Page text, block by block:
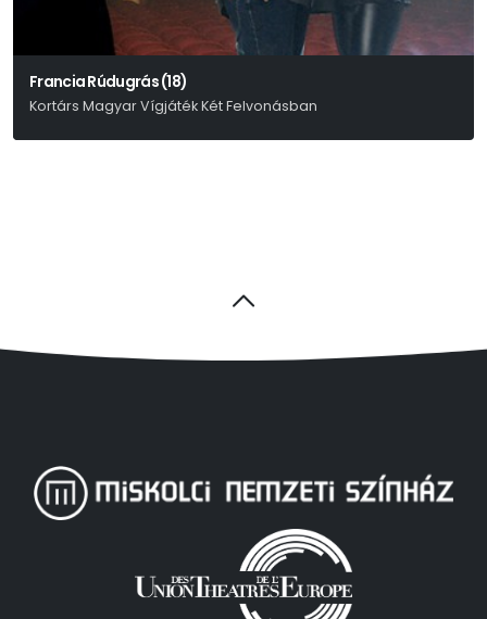
Francia Rúdugrás (18)
Kortárs Magyar Vígjáték Két Felvonásban